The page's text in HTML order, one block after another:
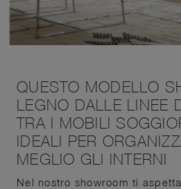
QUESTO MODELLO
LEGNO DALLE LINEE
TRA I MOBILI
IDEALI PER
MEGLIO GLI INTERNI
Nel nostro showroom ti